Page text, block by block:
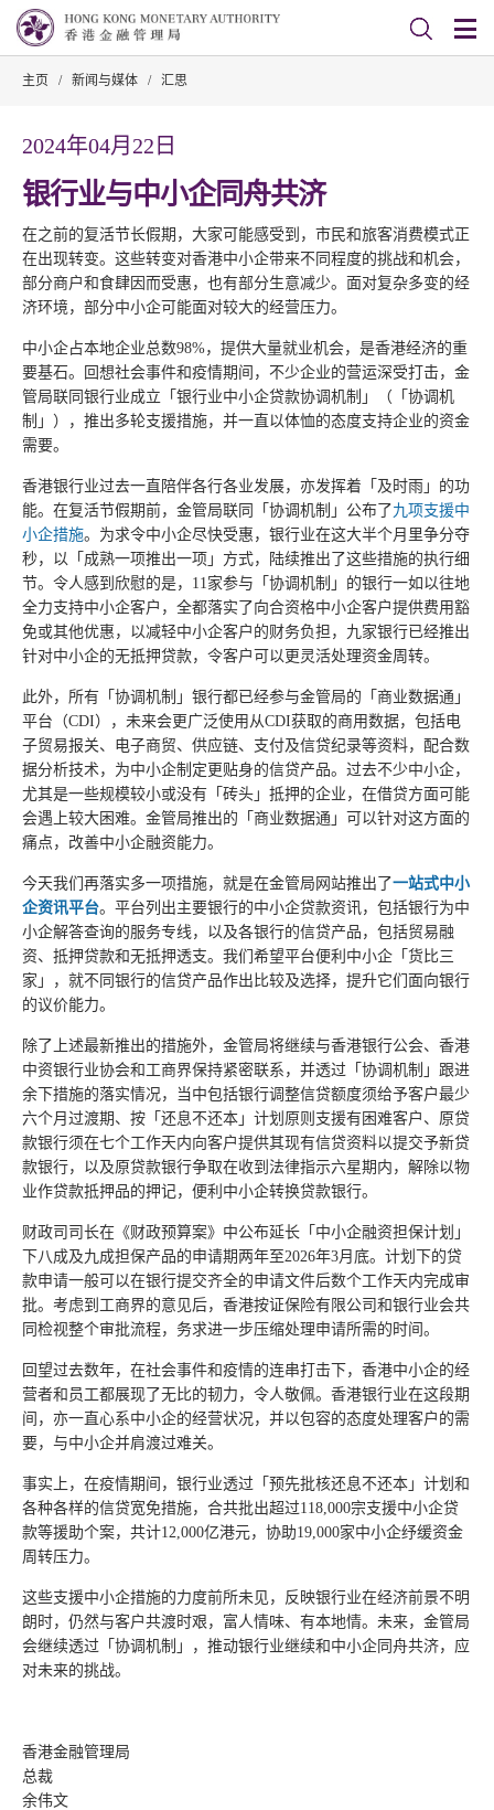
主页 / 新闻与媒体 / 汇思
2024年04月22日
银行业与中小企同舟共济
在之前的复活节长假期，大家可能感受到，市民和旅客消费模式正
在出现转变。这些转变对香港中小企带来不同程度的挑战和机会，
部分商户和食肆因而受惠，也有部分生意减少。面对复杂多变的经
济环境，部分中小企可能面对较大的经营压力。
中小企占本地企业总数98%，提供大量就业机会，是香港经济的重
要基石。回想社会事件和疫情期间，不少企业的营运深受打击，金
管局联同银行业成立「银行业中小企贷款协调机制」（「协调机
制」），推出多轮支援措施，并一直以体恤的态度支持企业的资金
需要。
香港银行业过去一直陪伴各行各业发展，亦发挥着「及时雨」的功
能。在复活节假期前，金管局联同「协调机制」公布了九项支援中
小企措施。为求令中小企尽快受惠，银行业在这大半个月里争分夺
秒，以「成熟一项推出一项」方式，陆续推出了这些措施的执行细
节。令人感到欣慰的是，11家参与「协调机制」的银行一如以往地
全力支持中小企客户，全都落实了向合资格中小企客户提供费用豁
免或其他优惠，以减轻中小企客户的财务负担，九家银行已经推出
针对中小企的无抵押贷款，令客户可以更灵活处理资金周转。
此外，所有「协调机制」银行都已经参与金管局的「商业数据通」
平台（CDI），未来会更广泛使用从CDI获取的商用数据，包括电
子贸易报关、电子商贸、供应链、支付及信贷纪录等资料，配合数
据分析技术，为中小企制定更贴身的信贷产品。过去不少中小企，
尤其是一些规模较小或没有「砖头」抵押的企业，在借贷方面可能
会遇上较大困难。金管局推出的「商业数据通」可以针对这方面的
痛点，改善中小企融资能力。
今天我们再落实多一项措施，就是在金管局网站推出了一站式中小
企资讯平台。平台列出主要银行的中小企贷款资讯，包括银行为中
小企解答查询的服务专线，以及各银行的信贷产品，包括贸易融
资、抵押贷款和无抵押透支。我们希望平台便利中小企「货比三
家」，就不同银行的信贷产品作出比较及选择，提升它们面向银行
的议价能力。
除了上述最新推出的措施外，金管局将继续与香港银行公会、香港
中资银行业协会和工商界保持紧密联系，并透过「协调机制」跟进
余下措施的落实情况，当中包括银行调整信贷额度须给予客户最少
六个月过渡期、按「还息不还本」计划原则支援有困难客户、原贷
款银行须在七个工作天内向客户提供其现有信贷资料以提交予新贷
款银行，以及原贷款银行争取在收到法律指示六星期内，解除以物
业作贷款抵押品的押记，便利中小企转换贷款银行。
财政司司长在《财政预算案》中公布延长「中小企融资担保计划」
下八成及九成担保产品的申请期两年至2026年3月底。计划下的贷
款申请一般可以在银行提交齐全的申请文件后数个工作天内完成审
批。考虑到工商界的意见后，香港按证保险有限公司和银行业会共
同检视整个审批流程，务求进一步压缩处理申请所需的时间。
回望过去数年，在社会事件和疫情的连串打击下，香港中小企的经
营者和员工都展现了无比的韧力，令人敬佩。香港银行业在这段期
间，亦一直心系中小企的经营状况，并以包容的态度处理客户的需
要，与中小企并肩渡过难关。
事实上，在疫情期间，银行业透过「预先批核还息不还本」计划和
各种各样的信贷宽免措施，合共批出超过118,000宗支援中小企贷
款等援助个案，共计12,000亿港元，协助19,000家中小企纾缓资金
周转压力。
这些支援中小企措施的力度前所未见，反映银行业在经济前景不明
朗时，仍然与客户共渡时艰，富人情味、有本地情。未来，金管局
会继续透过「协调机制」，推动银行业继续和中小企同舟共济，应
对未来的挑战。
香港金融管理局
总裁
余伟文